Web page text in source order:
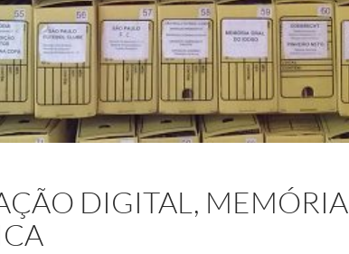
DIGITAL, MEMÓRIA